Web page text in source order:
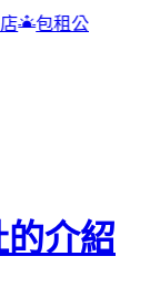
介紹